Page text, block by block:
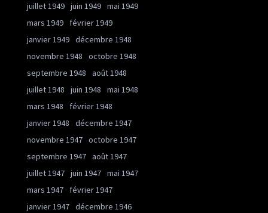
juillet 1949 juin 1949 mai 1949
mars 1949
février 1949
janvier 1949 décembre 1948
novembre 1948
octobre 1948
septembre 1948
août 1948
juillet 1948
juin 1948
mai 1948
mars 1948
février 1948
janvier 1948
décembre 1947
novembre 1947 octobre 1947
septembre 1947 août 1947
juillet 1947 juin 1947 mai 1947
mars 1947
février 1947
janvier 1947 décembre 1946